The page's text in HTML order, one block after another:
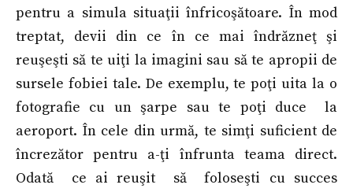
pentru a simula situaţii înfricoşătoare. În mod
treptat, devii din ce în ce mai îndrăzneţ şi
reuşeşti să te uiţi la imagini sau să te apropii de
sursele fobiei tale. De exemplu, te poţi uita la o
fotografie cu un şarpe sau te poţi duce la
aeroport. În cele din urmă, te simţi suficient de
încrezător pentru a-ţi înfrunta teama direct.
Odată ce ai reuşit să foloseşti cu succes